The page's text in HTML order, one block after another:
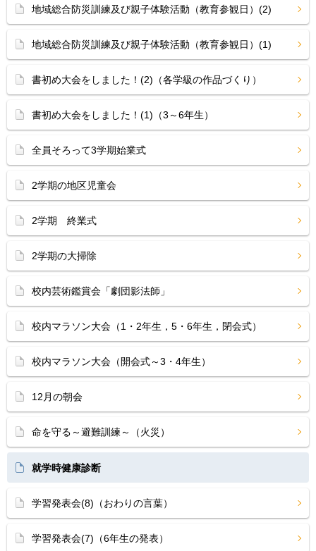
地域総合防災訓練及び親子体験活動（教育参観日）(2)
地域総合防災訓練及び親子体験活動（教育参観日）(1)
書初め大会をしました！(2)（各学級の作品づくり）
書初め大会をしました！(1)（3～6年生）
全員そろって3学期始業式
2学期の地区児童会
2学期 終業式
2学期の大掃除
校内芸術鑑賞会「劇団影法師」
校内マラソン大会（1・2年生，5・6年生，閉会式）
校内マラソン大会（開会式～3・4年生）
12月の朝会
命を守る～避難訓練～（火災）
就学時健康診断
学習発表会(8)（おわりの言葉）
学習発表会(7)（6年生の発表）